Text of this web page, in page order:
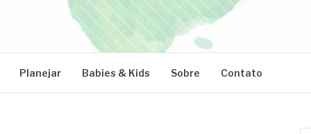
Planejar Babies & Kids Sobre Contato